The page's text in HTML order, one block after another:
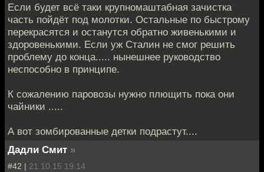
Если будет всё таки крупномаштабная зачистка
часть пойдёт под молотки. Остальные по быстрому
перекрасятся и останутся обратно живенькими и
здоровенькими. Если уж Сталин не смог решить
проблему до конца..... нынешнее руководство
неспособно в принципе.
К сожалению паровозы нужно плющить пока они
чайники .....
А вот зомбированные детки подрастут....
Дадли Смит »
#42 | 21.10.15 19:14